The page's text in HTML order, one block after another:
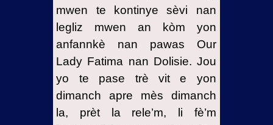
mwen te kontinye sèvi nan
legliz mwen an kòm yon
anfannkè nan pawas Our
Lady Fatima nan Dolisie. Jou
yo te pase trè vit e yon
dimanch apre mès dimanch
la, prèt la rele’m, li fè’m